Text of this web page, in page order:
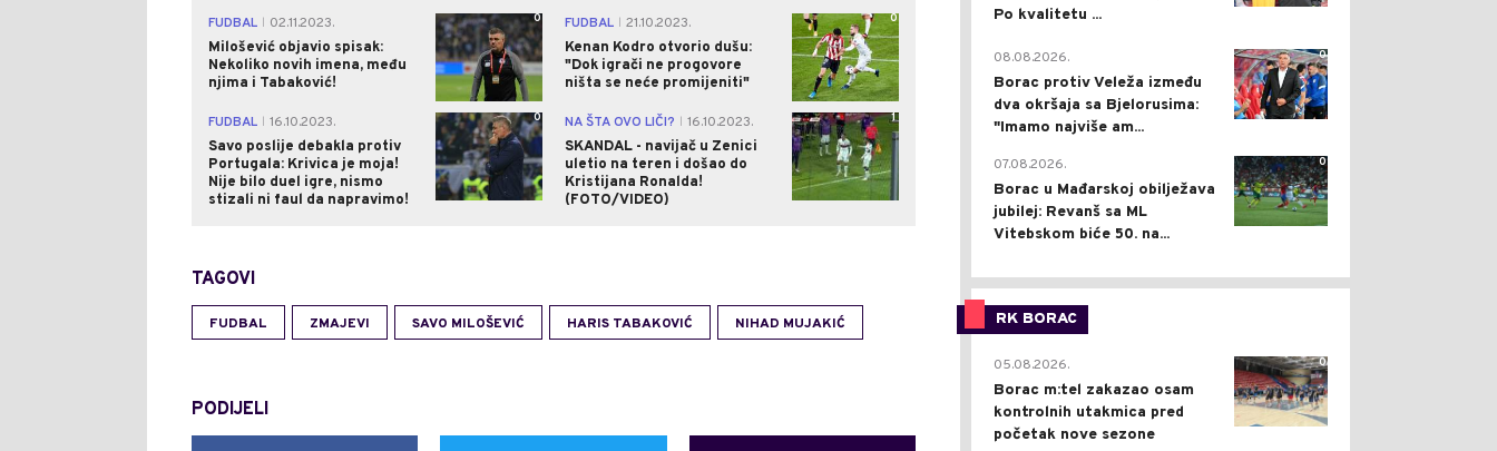
FUDBAL
02.11.2023.
Milošević objavio spisak:
Nekoliko novih imena, među
njima i Tabaković!
0 FUDBAL
21.10.2023.
Kenan Kodro otvorio dušu:
"Dok igrači ne progovore
ništa se neće promijeniti"
0
FUDBAL
16.10.2023.
Savo poslije debakla protiv
Portugala: Krivica je moja!
Nije bilo duel igre, nismo
stizali ni faul da napravimo!
0 NA ŠTA OVO LIČI?
16.10.2023.
SKANDAL - navijač u Zenici
uletio na teren i došao do
Kristijana Ronalda!
(FOTO/VIDEO)
1
TAGOVI
FUDBAL ZMAJEVI SAVO MILOŠEVIĆ HARIS TABAKOVIĆ NIHAD MUJAKIĆ
PODIJELI
Po kvalitetu ...
0
08.08.2026.
Borac protiv Veleža između
dva okršaja sa Bjelorusima:
"Imamo najviše am...
0
07.08.2026.
Borac u Mađarskoj obilježava
jubilej: Revanš sa ML
Vitebskom biće 50. na...
RK BORAC
0
05.08.2026.
Borac m:tel zakazao osam
kontrolnih utakmica pred
početak nove sezone